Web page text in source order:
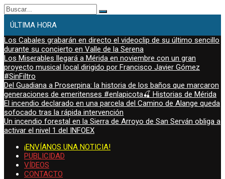
Buscar:
ÚLTIMA HORA
Los Cabales grabarán en directo el videoclip de su último sencillo
durante su concierto en Valle de la Serena
Los Miserables llegará a Mérida en noviembre con un gran
proyecto musical local dirigido por Francisco Javier Gómez
#SinFiltro
Del Guadiana a Proserpina: la historia de los baños que marcaron
generaciones de emeritenses #enlapicota🍒 Historias de Mérida
El incendio declarado en una parcela del Camino de Alange queda
sofocado tras la rápida intervención
Un incendio forestal en la Sierra de Arroyo de San Serván obliga a
activar el nivel 1 del INFOEX
¡ENVÍANOS UNA NOTICIA!
PUBLICIDAD
VÍDEOS
CONTACTO